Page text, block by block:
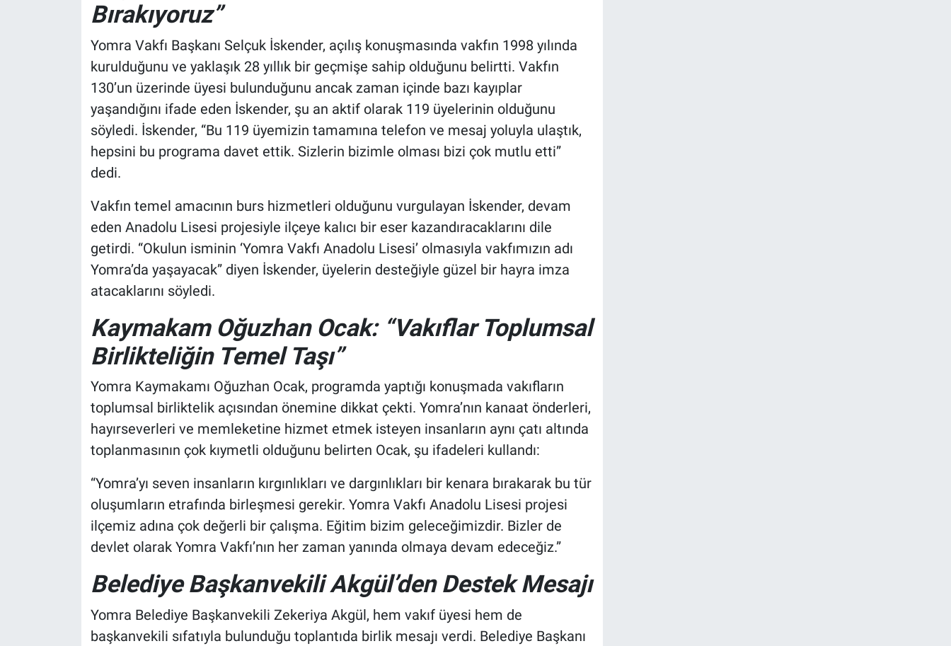
Bırakıyoruz”
Yomra Vakfı Başkanı Selçuk İskender, açılış konuşmasında vakfın 1998 yılında
kurulduğunu ve yaklaşık 28 yıllık bir geçmişe sahip olduğunu belirtti. Vakfın
130’un üzerinde üyesi bulunduğunu ancak zaman içinde bazı kayıplar
yaşandığını ifade eden İskender, şu an aktif olarak 119 üyelerinin olduğunu
söyledi. İskender, “Bu 119 üyemizin tamamına telefon ve mesaj yoluyla ulaştık,
hepsini bu programa davet ettik. Sizlerin bizimle olması bizi çok mutlu etti”
dedi.
Vakfın temel amacının burs hizmetleri olduğunu vurgulayan İskender, devam
eden Anadolu Lisesi projesiyle ilçeye kalıcı bir eser kazandıracaklarını dile
getirdi. “Okulun isminin ‘Yomra Vakfı Anadolu Lisesi’ olmasıyla vakfımızın adı
Yomra’da yaşayacak” diyen İskender, üyelerin desteğiyle güzel bir hayra imza
atacaklarını söyledi.
Kaymakam Oğuzhan Ocak: “Vakıflar Toplumsal
Birlikteliğin Temel Taşı”
Yomra Kaymakamı Oğuzhan Ocak, programda yaptığı konuşmada vakıfların
toplumsal birliktelik açısından önemine dikkat çekti. Yomra’nın kanaat önderleri,
hayırseverleri ve memleketine hizmet etmek isteyen insanların aynı çatı altında
toplanmasının çok kıymetli olduğunu belirten Ocak, şu ifadeleri kullandı:
“Yomra’yı seven insanların kırgınlıkları ve dargınlıkları bir kenara bırakarak bu tür
oluşumların etrafında birleşmesi gerekir. Yomra Vakfı Anadolu Lisesi projesi
ilçemiz adına çok değerli bir çalışma. Eğitim bizim geleceğimizdir. Bizler de
devlet olarak Yomra Vakfı’nın her zaman yanında olmaya devam edeceğiz.”
Belediye Başkanvekili Akgül’den Destek Mesajı
Yomra Belediye Başkanvekili Zekeriya Akgül, hem vakıf üyesi hem de
başkanvekili sıfatıyla bulunduğu toplantıda birlik mesajı verdi. Belediye Başkanı